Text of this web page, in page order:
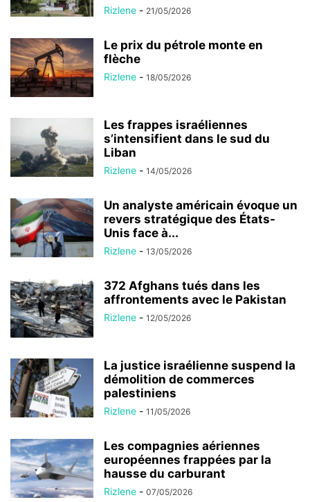
Rizlene - 21/05/2026
Le prix du pétrole monte en
flèche
Rizlene - 18/05/2026
Les frappes israéliennes
s’intensifient dans le sud du
Liban
Rizlene - 14/05/2026
Un analyste américain évoque un
revers stratégique des États-
Unis face à...
Rizlene - 13/05/2026
372 Afghans tués dans les
affrontements avec le Pakistan
Rizlene - 12/05/2026
La justice israélienne suspend la
démolition de commerces
palestiniens
Rizlene - 11/05/2026
Les compagnies aériennes
européennes frappées par la
hausse du carburant
Rizlene - 07/05/2026